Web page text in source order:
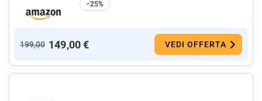
−25%
199,00 149,00 € VEDI OFFERTA